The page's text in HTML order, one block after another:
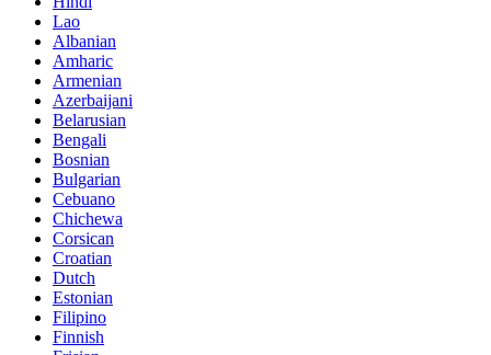
Lao
Albanian
Amharic
Armenian
Azerbaijani
Belarusian
Bengali
Bosnian
Bulgarian
Cebuano
Chichewa
Corsican
Croatian
Dutch
Estonian
Filipino
Finnish